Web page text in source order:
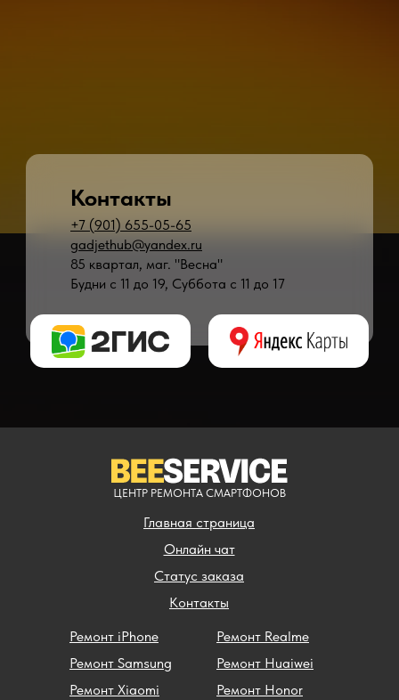
+7 (901) 655-05-65
gadjethub@yandex.ru
85 квартал, маг. "Весна"
Будни с 11 до 19, Суббота с 11 до 17
Контакты
Главная страница
Контакты
Статус заказа
Ремонт iPhone
Ремонт Samsung
Ремонт Xiaomi
Ремонт Realme
Ремонт Huaiwei
Ремонт Honor
* - время ремонта может меняться в зависимости от модели устройства и
Онлайн чат
ЦЕНТР РЕМОНТА СМАРТФОНОВ